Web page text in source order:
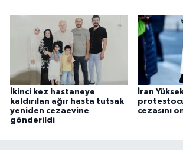
İkinci kez hastaneye
kaldırılan ağır hasta tutsak
yeniden cezaevine
gönderildi
İran
cezasını